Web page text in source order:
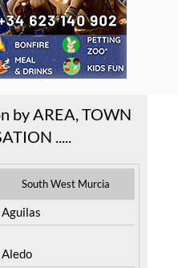
by AREA, TOWN
.....
South West Murcia
Aguilas
Aledo